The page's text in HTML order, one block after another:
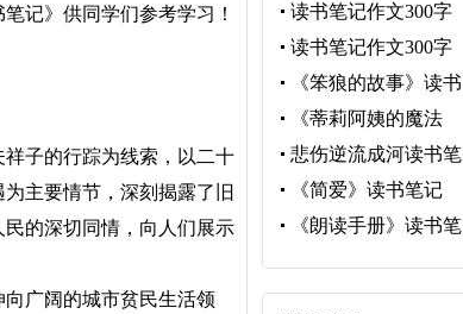
记》供同学们参考学习！
祥子的行踪为线索，以二十
主要情节，深刻揭露了旧
的深切同情，向人们展示
广阔的城市贫民生活领
读书笔记作文300字
读书笔记作文300字
《笨狼的故事》读书
笔记
《蒂莉阿姨的魔法
箱》读书笔记
悲伤逆流成河读书笔
《简爱》读书笔记
《朗读手册》读书笔